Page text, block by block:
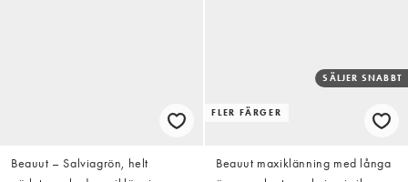
Beauut – Salviagrön, helt
FLER FÄRGER
SÄLJER SNABBT
Beauut maxiklänning med långa